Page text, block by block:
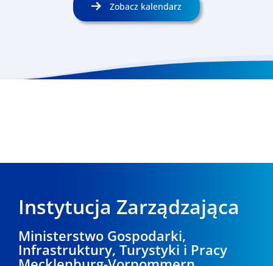
Zobacz kalendarz
Instytucja Zarządzająca
Ministerstwo Gospodarki,
Infrastruktury, Turystyki i Pracy